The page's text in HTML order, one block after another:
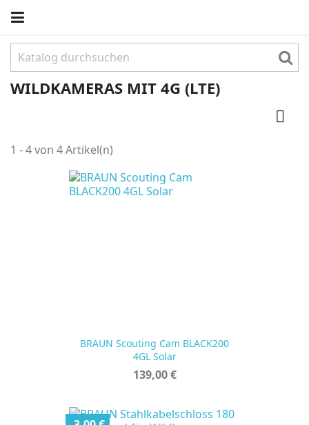
WILDKAMERAS MIT 4G (LTE)

1 - 4 von 4 Artikel(n)
BRAUN Scouting Cam BLACK200
4GL Solar
Preis
139,00 €